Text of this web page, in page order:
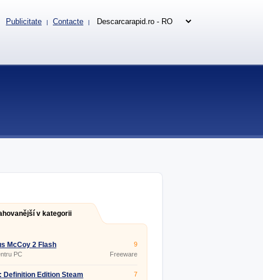
v kategorii
McCoy 2 Flash
PC
9
Freeware
Definition Edition Steam
7
Publicitate | Contacte |